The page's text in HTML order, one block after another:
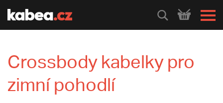
HLEDEJ
Crossbody kabelky pro
zimní pohodlí